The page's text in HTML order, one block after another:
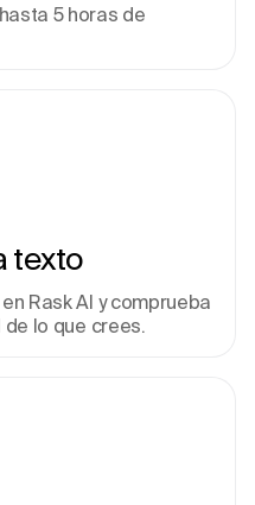
5 horas de
texto
Rask AI y comprueba
lo que crees.